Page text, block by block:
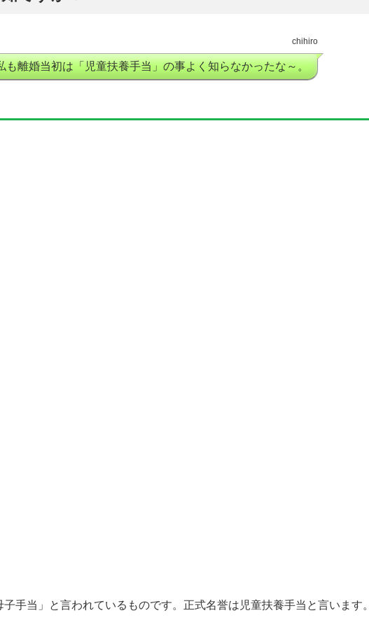
chihiro
も離婚当初は「児童扶養手当」の事よく知らなかったな～。
手当」と言われているものです。正式名誉は児童扶養手当と言います。